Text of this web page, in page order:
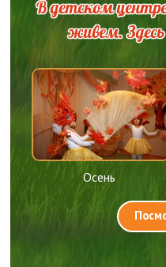
В детском
живем.
Осень